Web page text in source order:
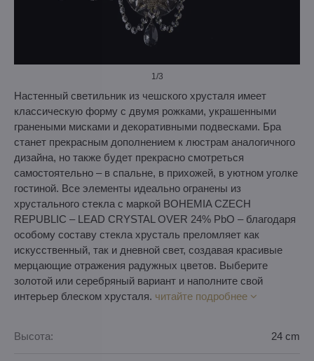
1 /3
Настенный светильник из чешского хрусталя имеет
классическую форму с двумя рожками, украшенными
гранеными мисками и декоративными подвесками. Бра
станет прекрасным дополнением к люстрам аналогичного
дизайна, но также будет прекрасно смотреться
самостоятельно – в спальне, в прихожей, в уютном уголке
гостиной. Все элементы идеально огранены из
хрустального стекла с маркой BOHEMIA CZECH
REPUBLIC – LEAD CRYSTAL OVER 24% PbO – благодаря
особому составу стекла хрусталь преломляет как
искусственный, так и дневной свет, создавая красивые
мерцающие отражения радужных цветов. Выберите
золотой или серебряный вариант и наполните свой
интерьер блеском хрусталя. читайте подробнее
Высота: 24 cm